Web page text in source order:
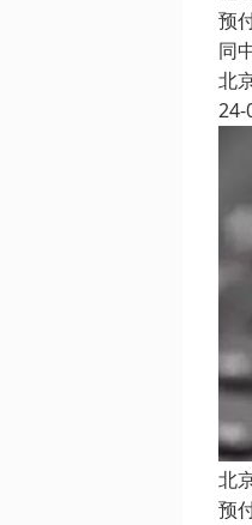
预
同
北
24-
北
预